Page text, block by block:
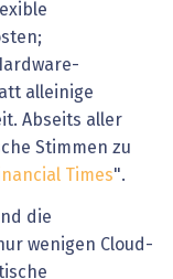
alleinige
Abseits aller
Stimmen zu
Times".
die
wenigen Cloud-